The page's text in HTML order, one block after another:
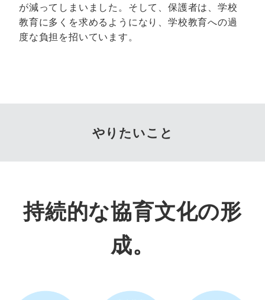
が減ってしまいました。そして、保護者は、学校
教育に多くを求めるようになり、学校教育への過
度な負担を招いています。
やりたいこと
持続的な協育文化の形
成。